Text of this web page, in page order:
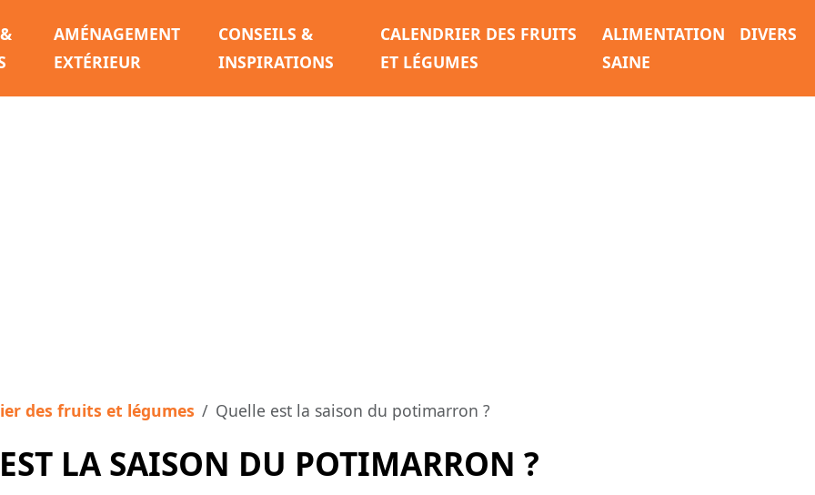
AMÉNAGEMENT
EXTÉRIEUR
CONSEILS &
INSPIRATIONS
CALENDRIER DES FRUITS
ET LÉGUMES
ALIMENTATION
SAINE
DIVERS
des fruits et légumes Quelle est la saison du potimarron ?
LA SAISON DU POTIMARRON ?